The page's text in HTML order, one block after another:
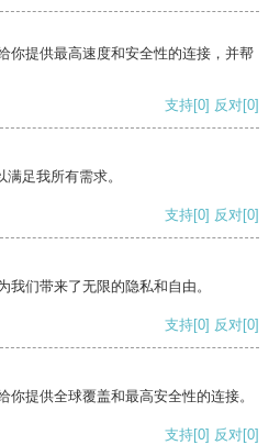
你提供最高速度和安全性的连接，并帮
支持[0] 反对[0]
足我所有需求。
支持[0] 反对[0]
们带来了无限的隐私和自由。
支持[0] 反对[0]
提供全球覆盖和最高安全性的连接。
支持[0] 反对[0]